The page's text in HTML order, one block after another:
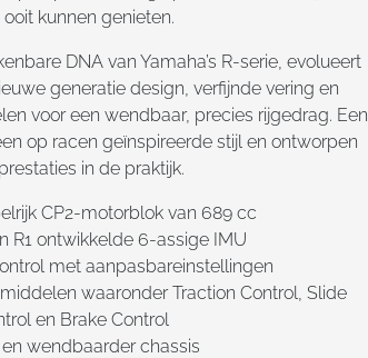
kunnen genieten.
DNA van Yamaha’s R-serie, evolueert
generatie design, verfijnde vering en
voor een wendbaar, precies rijgedrag. Een
op racen geïnspireerde stijl en ontworpen
in de praktijk.
CP2-motorblok van 689 cc
R1 ontwikkelde 6-assige IMU
met aanpasbareinstellingen
waaronder Traction Control, Slide
en Brake Control
wendbaarder chassis